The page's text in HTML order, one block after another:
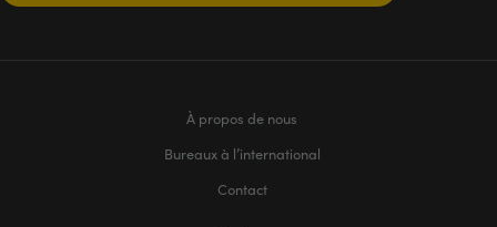
À propos de nous
Bureaux à l’international
Contact